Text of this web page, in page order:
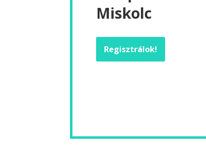
Miskolc
Regisztrálok!